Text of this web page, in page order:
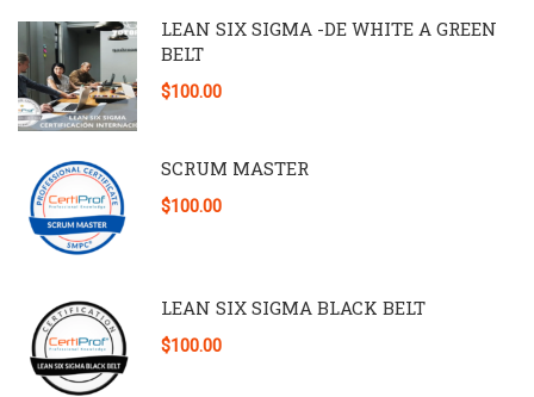
LEAN SIX SIGMA -DE WHITE A GREEN
BELT
$100.00
SCRUM MASTER
$100.00
LEAN SIX SIGMA BLACK BELT
$100.00